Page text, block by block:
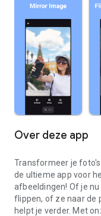
Over deze app
Transformeer je
de ultieme app voor
afbeeldingen! Of je
flippen, of ze naar de
helpt je verder. Met